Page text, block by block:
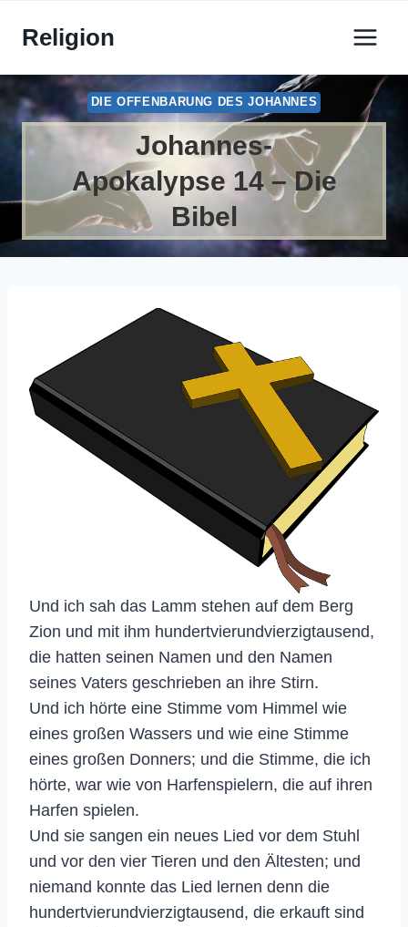
InhaltReligion
DIE OFFENBARUNG DES JOHANNES
Johannes-
Apokalypse 14 – Die
Bibel
Und ich sah das Lamm stehen auf dem Berg
Zion und mit ihm hundertvierundvierzigtausend,
die hatten seinen Namen und den Namen
seines Vaters geschrieben an ihre Stirn.
Und ich hörte eine Stimme vom Himmel wie
eines großen Wassers und wie eine Stimme
eines großen Donners; und die Stimme, die ich
hörte, war wie von Harfenspielern, die auf ihren
Harfen spielen.
Und sie sangen ein neues Lied vor dem Stuhl
und vor den vier Tieren und den Ältesten; und
niemand konnte das Lied lernen denn die
hundertvierundvierzigtausend, die erkauft sind